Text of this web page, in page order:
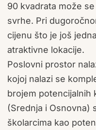
90 kvadrata može
svrhe. Pri
cijenu što je još
atraktivne lokacije.
Poslovni prostor
kojoj nalazi se
brojem potencijalnih
(Srednja i Osnovna)
školarcima kao